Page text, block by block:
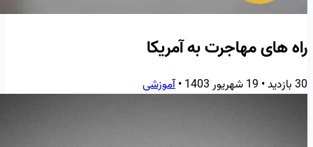
راه های مهاجرت به آمریکا
30 بازدید • 19 شهریور 1403 •آموزشی